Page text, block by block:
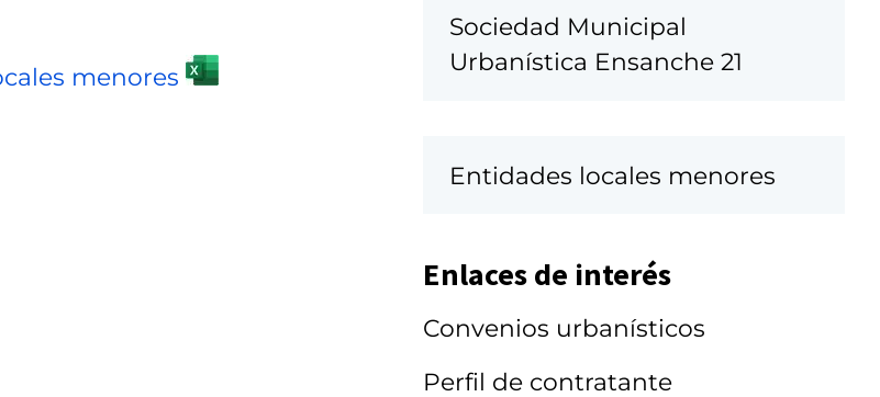
menores
Sociedad Municipal
Urbanística Ensanche 21
Entidades locales menores
Enlaces de interés
Convenios urbanísticos
Perfil de contratante